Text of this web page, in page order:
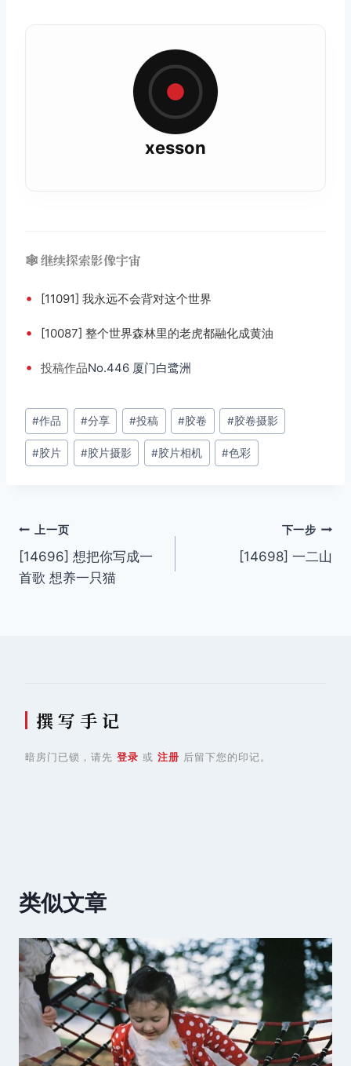
xesson
🕸️ 继续探索影像宇宙
• [11091] 我永远不会背对这个世界
• [10087] 整个世界森林里的老虎都融化成黄油
• 投稿作品No.446 厦门白鹭洲
文
章
标
#作品 #分享 #投稿 #胶卷 #胶卷摄影
#胶片 #胶片摄影 #胶片相机 #色彩
文
章
上一页
[14696] 想把你写成一
首歌 想养一只猫
下一步
[14698] 一二山
撰 写 手 记
暗房门已锁，请先 登录 或 注册 后留下您的印记。
类似文章